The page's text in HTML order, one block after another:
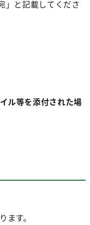
」と記載してくださ
ル等を添付された場
す。